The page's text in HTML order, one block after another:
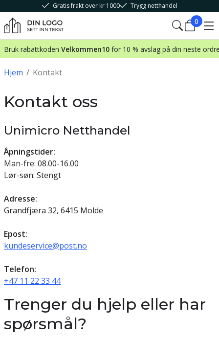
Gratis frakt over kr 1000 Trygg netthandel
0
Bruk rabattkoden Velkommen10 for 10 % avslag på din neste
/
Hjem Kontakt
Kontakt oss
Unimicro Netthandel
Åpningstider:
Man-fre: 08.00-16.00
Lør-søn: Stengt
Adresse:
Grandfjæra 32, 6415 Molde
Epost:
kundeservice@post.no
Telefon:
+47 11 22 33 44
Trenger du hjelp eller har
spørsmål?